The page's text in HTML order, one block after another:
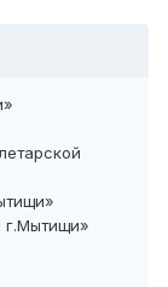
г.Мытищи»